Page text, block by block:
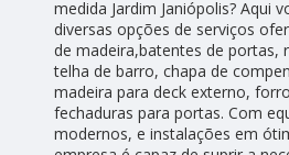
medida Jardim Janiópolis? Aqui
diversas opções de serviços
de madeira,batentes de portas,
telha de barro, chapa de
madeira para deck externo,
fechaduras para portas. Com
modernos, e instalações em